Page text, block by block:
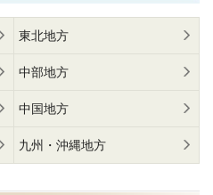
東北地方
中部地方
中国地方
九州・沖縄地方